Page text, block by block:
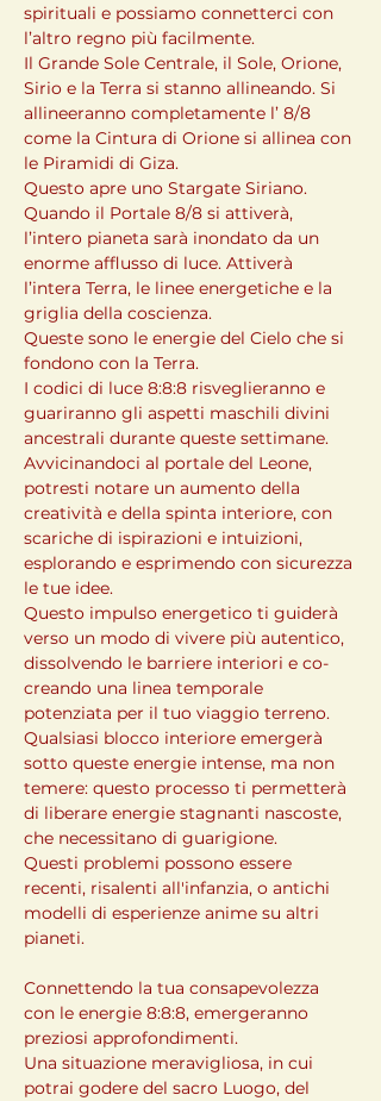
spirituali e possiamo connetterci con
l’altro regno più facilmente.
Il Grande Sole Centrale, il Sole, Orione,
Sirio e la Terra si stanno allineando. Si
allineeranno completamente l’ 8/8
come la Cintura di Orione si allinea con
le Piramidi di Giza.
Questo apre uno Stargate Siriano.
Quando il Portale 8/8 si attiverà,
l’intero pianeta sarà inondato da un
enorme afflusso di luce. Attiverà
l’intera Terra, le linee energetiche e la
griglia della coscienza.
Queste sono le energie del Cielo che si
fondono con la Terra.
I codici di luce 8:8:8 risveglieranno e
guariranno gli aspetti maschili divini
ancestrali durante queste settimane.
Avvicinandoci al portale del Leone,
potresti notare un aumento della
creatività e della spinta interiore, con
scariche di ispirazioni e intuizioni,
esplorando e esprimendo con sicurezza
le tue idee.
Questo impulso energetico ti guiderà
verso un modo di vivere più autentico,
dissolvendo le barriere interiori e co-
creando una linea temporale
potenziata per il tuo viaggio terreno.
Qualsiasi blocco interiore emergerà
sotto queste energie intense, ma non
temere: questo processo ti permetterà
di liberare energie stagnanti nascoste,
che necessitano di guarigione.
Questi problemi possono essere
recenti, risalenti all'infanzia, o antichi
modelli di esperienze anime su altri
pianeti.
Connettendo la tua consapevolezza
con le energie 8:8:8, emergeranno
preziosi approfondimenti.
Una situazione meravigliosa, in cui
potrai godere del sacro Luogo, del